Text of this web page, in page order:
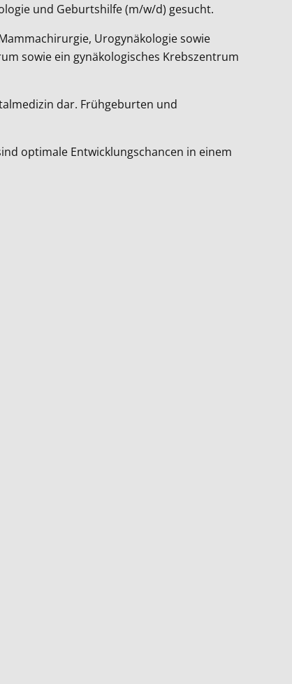
und Geburtshilfe (m/w/d) gesucht.
Urogynäkologie sowie
sowie ein gynäkologisches Krebszentrum
dar. Frühgeburten und
optimale Entwicklungschancen in einem